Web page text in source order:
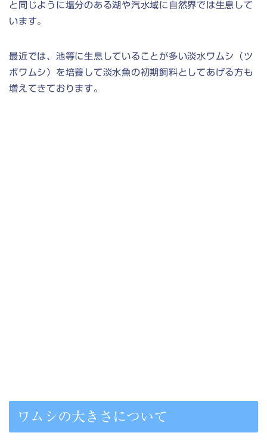
と同じように塩分のある湖や汽水域に自然界では生息して
います。
最近では、池等に生息していることが多い淡水ワムシ（ツ
ボワムシ）を培養して淡水魚の初期飼料としてあげる方も
増えてきております。
ワムシの大きさについて